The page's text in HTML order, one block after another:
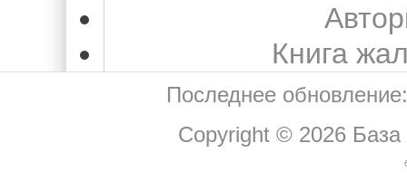
Книга
Последнее
Copyright © 2026 База